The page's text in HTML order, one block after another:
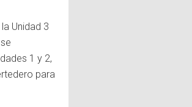
Unidad 3
1 y 2,
para